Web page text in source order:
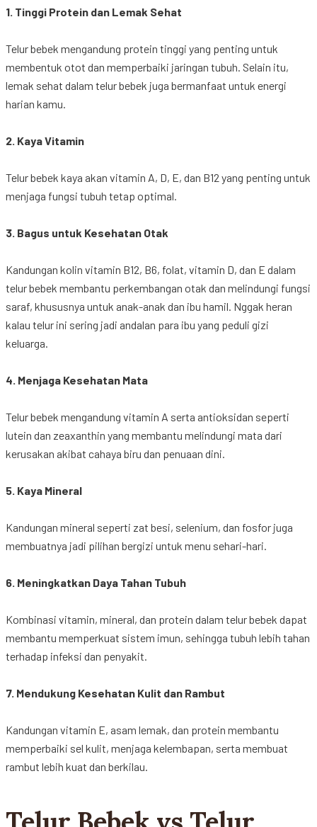
1. Tinggi Protein dan Lemak Sehat
Telurbebek mengandung protein tinggi yang penting untuk
membentuk otot dan memperbaiki jaringan tubuh. Selain itu,
lemak sehat dalam telurbebek juga bermanfaat untuk energi
harian kamu.
2. Kaya Vitamin
Telurbebek kaya akan vitamin A, D, E, dan B12 yang penting untuk
menjaga fungsi tubuh tetap optimal.
3. Bagus untuk Kesehatan Otak
Kandungan kolin vitamin B12, B6, folat, vitamin D, dan E dalam
telurbebek membantu perkembangan otak dan melindungi fungsi
saraf, khususnya untuk anak-anak dan ibu hamil. Nggak heran
kalau telur ini sering jadi andalan para ibu yang peduli gizi
keluarga.
4. Menjaga Kesehatan Mata
Telurbebek mengandung vitamin A serta antioksidan seperti
lutein dan zeaxanthin yang membantu melindungi mata dari
kerusakan akibat cahaya biru dan penuaan dini.
5. Kaya Mineral
Kandungan mineral seperti zat besi, selenium, dan fosfor juga
membuatnya jadi pilihan bergizi untuk menu sehari-hari.
6. Meningkatkan Daya Tahan Tubuh
Kombinasi vitamin, mineral, dan protein dalam telurbebek dapat
membantu memperkuat sistem imun, sehingga tubuh lebih tahan
terhadap infeksi dan penyakit.
7. Mendukung Kesehatan Kulit dan Rambut
Kandungan vitamin E, asam lemak, dan protein membantu
memperbaiki sel kulit, menjaga kelembapan, serta membuat
rambut lebih kuat dan berkilau.